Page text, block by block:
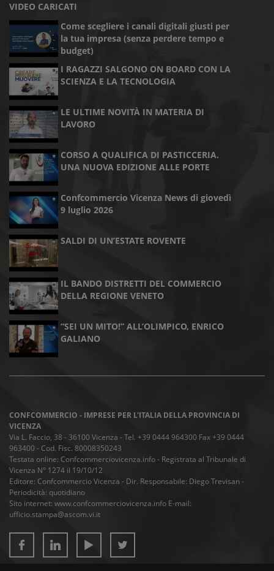
VIDEO CARICATI
Come scegliere i canali digitali giusti per
la tua impresa (senza perdere tempo e
budget)
I RAGAZZI SALGONO ON BOARD CON LA
SCIENZA E LA TECNOLOGIA
LE ULTIME NOVITÀ IN MATERIA DI
LAVORO
CORSO A QUALIFICA DI PASTICCERIA.
UNA NUOVA EDIZIONE ALLE PORTE
Confcommercio Vicenza News di giovedì
9 luglio 2026
SALDI DI UN’ESTATE ROVENTE
IL BANDO DISTRETTI DEL COMMERCIO
DELLA REGIONE VENETO
“SEI UN MITO!” ALL’OLIMPICO, ENRICO
GALIANO
CONFCOMMERCIO - IMPRESE PER L'ITALIA DELLA PROVINCIA DI
VICENZA
Via L. Faccio, 38 - 36100 Vicenza - Tel. +39 0444 964300 Fax +39 0444
963400 - Cod. Fisc. 80008350243
Testata online: Confcommerciovicenza.info - Registrata al Tribunale di
Vicenza N° 1274 il 19/10/12
Editore: Confcommercio Vicenza - Dir. Responsabile: Diego Trevisan -
Periodicità: quotidiano
Sito internet: www.confcommerciovicenza.info E-mail:
ufficio.stampa@ascom.vi.it